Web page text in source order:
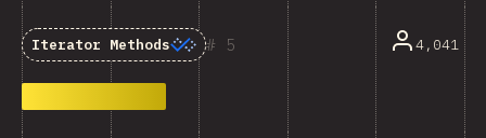
5
Iterator Methods 4,041